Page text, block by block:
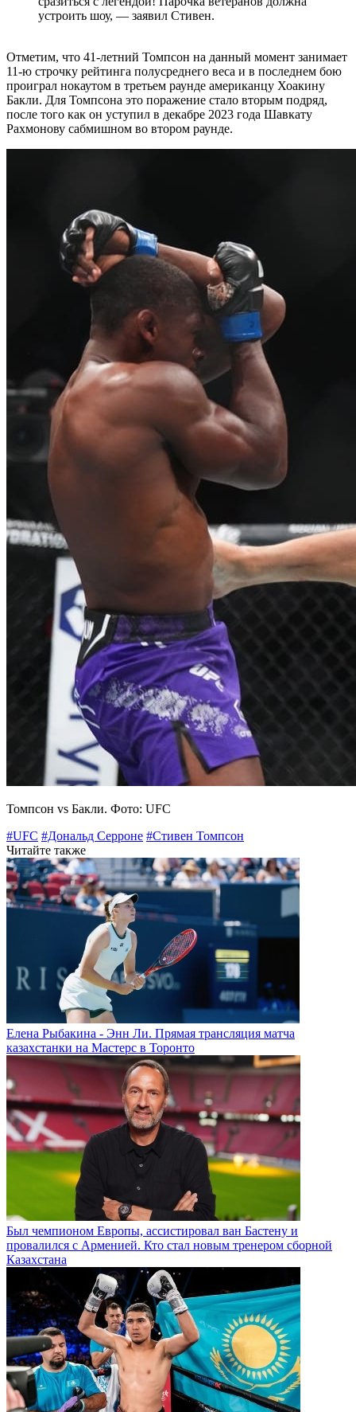
устроить шоу, — заявил Стивен.
Отметим, что 41-летний Томпсон на данный момент занимает
11-ю строчку рейтинга полусреднего веса и в последнем бою
проиграл нокаутом в третьем раунде американцу Хоакину
Бакли. Для Томпсона это поражение стало вторым подряд,
после того как он уступил в декабре 2023 года Шавкату
Рахмонову сабмишном во втором раунде.
Томпсон vs Бакли. Фото: UFC
#UFC #Дональд Серроне #Стивен Томпсон
Читайте также
Елена Рыбакина - Энн Ли. Прямая трансляция матча
казахстанки на Мастерс в Торонто
Был чемпионом Европы, ассистировал ван Бастену и
провалился с Арменией. Кто стал новым тренером сборной
Казахстана